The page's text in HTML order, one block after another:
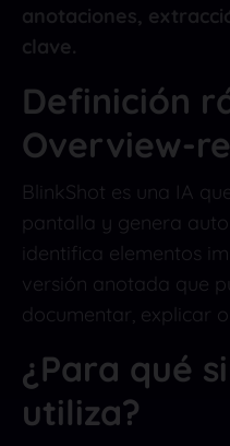
anotaciones,
clave.
Definición
Overview-
BlinkShot es una IA
pantalla y genera
identifica elementos
versión anotada que
documentar, explicar
¿Para qué
utiliza?